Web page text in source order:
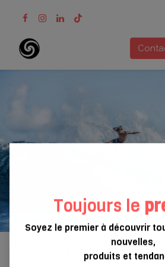
Toujours le
Soyez le premier à découvrir
nouvelles,